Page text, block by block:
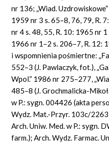
nr 136; „Wiad.
1959 nr 3 s. 65–8, 76, 79, R.
nr 4 s. 48, 55, R. 10: 1965 nr
1966 nr 1–2 s. 206–7, R. 12:
i wspomnienia pośmiertne:
552–3 (J. Pawlaczyk, fot.),
Wpol.” 1986 nr 275–277,
485–8 (J. Grochmalicka-
w P.: sygn. 004426 (akta
Wydz. Mat.-Przyr. 103c/
Arch. Uniw. Med. w P.: sygn.
farm.); Arch. Wydz. Farmac.